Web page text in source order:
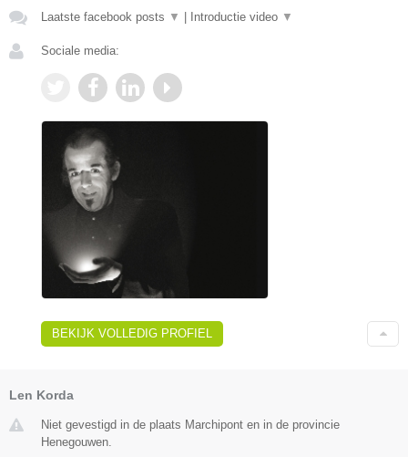
Laatste facebook posts ▼ Introductie video ▼
Sociale media:
BEKIJK VOLLEDIG PROFIEL
Len Korda
Niet gevestigd in de plaats Marchipont en in de provincie
Henegouwen.